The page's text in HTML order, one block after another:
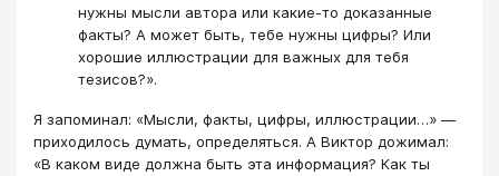
нужны мысли автора или какие-то доказанные
факты? А может быть, тебе нужны цифры? Или
хорошие иллюстрации для важных для тебя
тезисов?».
Я запоминал: «Мысли, факты, цифры, иллюстрации…» —
приходилось думать, определяться. А Виктор дожимал:
«В каком виде должна быть эта информация? Как ты